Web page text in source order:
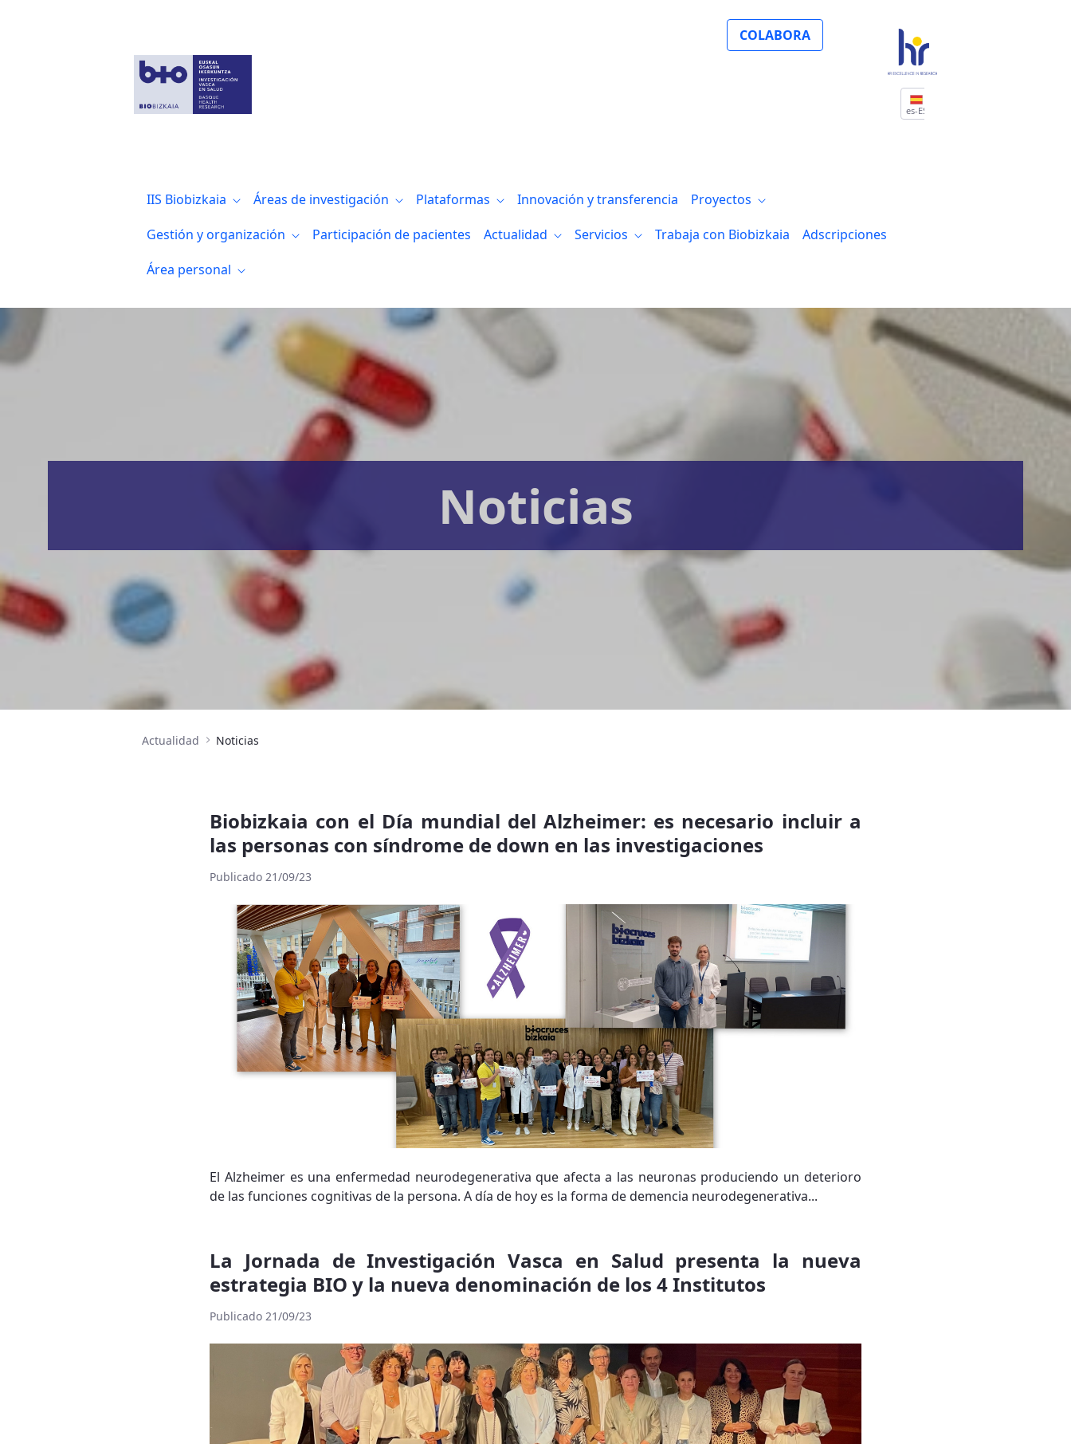
COLABORA
es-ES
IIS Biobizkaia Áreas de investigación Plataformas Innovación y transferencia
Proyectos
Gestión y organización
Participación de pacientes Actualidad Servicios Trabaja con Biobizkaia
Adscripciones
Área personal
Noticias
Actualidad Noticias
Biobizkaia con el Día mundial del Alzheimer: es necesario incluir a
las personas con síndrome de down en las investigaciones
Publicado 21/09/23
El Alzheimer es una enfermedad neurodegenerativa que afecta a las neuronas produciendo un deterioro
de las funciones cognitivas de la persona. A día de hoy es la forma de demencia neurodegenerativa...
La Jornada de Investigación Vasca en Salud presenta la nueva
estrategia BIO y la nueva denominación de los 4 Institutos
Publicado 21/09/23